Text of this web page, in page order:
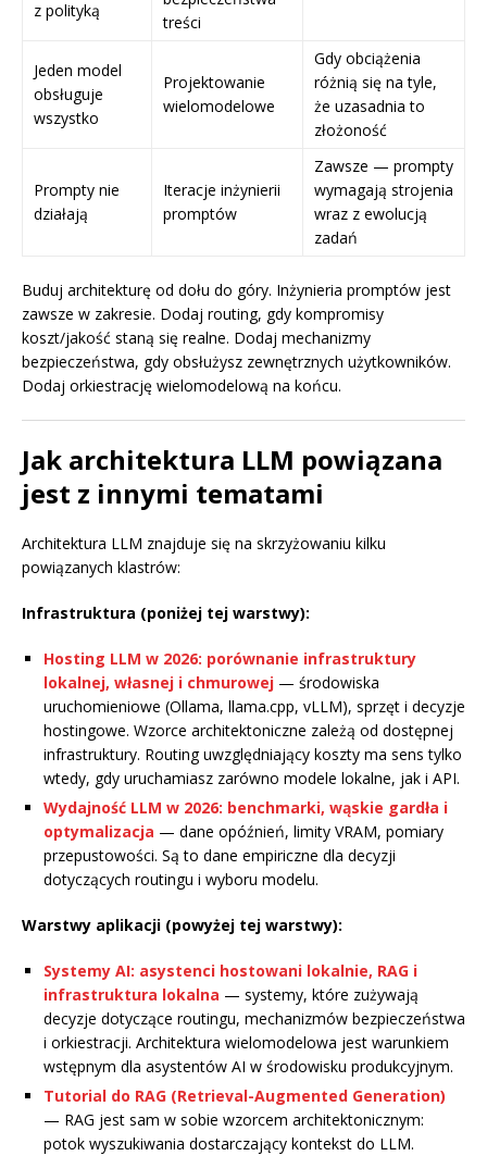
z polityką
treści
Jeden model
obsługuje
wszystko
Projektowanie
wielomodelowe
Gdy obciążenia
różnią się na tyle,
że uzasadnia to
złożoność
Prompty nie
działają
Iteracje inżynierii
promptów
Zawsze — prompty
wymagają strojenia
wraz z ewolucją
zadań
Buduj architekturę od dołu do góry. Inżynieria promptów jest
zawsze w zakresie. Dodaj routing, gdy kompromisy
koszt/jakość staną się realne. Dodaj mechanizmy
bezpieczeństwa, gdy obsłużysz zewnętrznych użytkowników.
Dodaj orkiestrację wielomodelową na końcu.
Jak architektura LLM powiązana
jest z innymi tematami
Architektura LLM znajduje się na skrzyżowaniu kilku
powiązanych klastrów:
Infrastruktura (poniżej tej warstwy):
Hosting LLM w 2026: porównanie infrastruktury
lokalnej, własnej i chmurowej — środowiska
uruchomieniowe (Ollama, llama.cpp, vLLM), sprzęt i decyzje
hostingowe. Wzorce architektoniczne zależą od dostępnej
infrastruktury. Routing uwzględniający koszty ma sens tylko
wtedy, gdy uruchamiasz zarówno modele lokalne, jak i API.
Wydajność LLM w 2026: benchmarki, wąskie gardła i
optymalizacja — dane opóźnień, limity VRAM, pomiary
przepustowości. Są to dane empiriczne dla decyzji
dotyczących routingu i wyboru modelu.
Warstwy aplikacji (powyżej tej warstwy):
Systemy AI: asystenci hostowani lokalnie, RAG i
infrastruktura lokalna — systemy, które zużywają
decyzje dotyczące routingu, mechanizmów bezpieczeństwa
i orkiestracji. Architektura wielomodelowa jest warunkiem
wstępnym dla asystentów AI w środowisku produkcyjnym.
Tutorial do RAG (Retrieval-Augmented Generation)
— RAG jest sam w sobie wzorcem architektonicznym:
potok wyszukiwania dostarczający kontekst do LLM.